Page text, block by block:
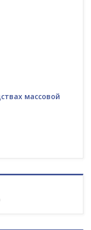
массовой